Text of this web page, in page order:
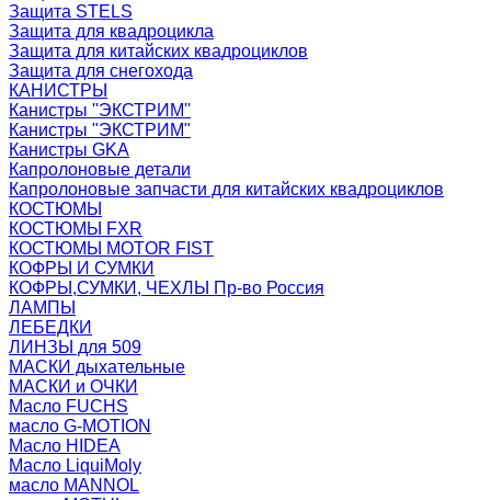
Защита STELS
Защита для квадроцикла
Защита для китайских квадроциклов
Защита для снегохода
КАНИСТРЫ
Канистры ''ЭКСТРИМ''
Канистры "ЭКСТРИМ"
Канистры GKA
Капролоновые детали
Капролоновые запчасти для китайских квадроциклов
КОСТЮМЫ
КОСТЮМЫ FXR
КОСТЮМЫ MOTOR FIST
КОФРЫ И СУМКИ
КОФРЫ,СУМКИ, ЧЕХЛЫ Пр-во Россия
ЛАМПЫ
ЛЕБЕДКИ
ЛИНЗЫ для 509
МАСКИ дыхательные
МАСКИ и ОЧКИ
Масло FUCHS
масло G-MOTION
Масло HIDEA
Масло LiquiMoly
масло MANNOL